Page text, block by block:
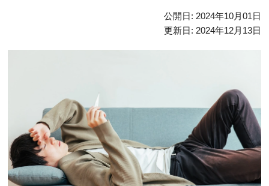
公開日: 2024年10月01日
更新日: 2024年12月13日